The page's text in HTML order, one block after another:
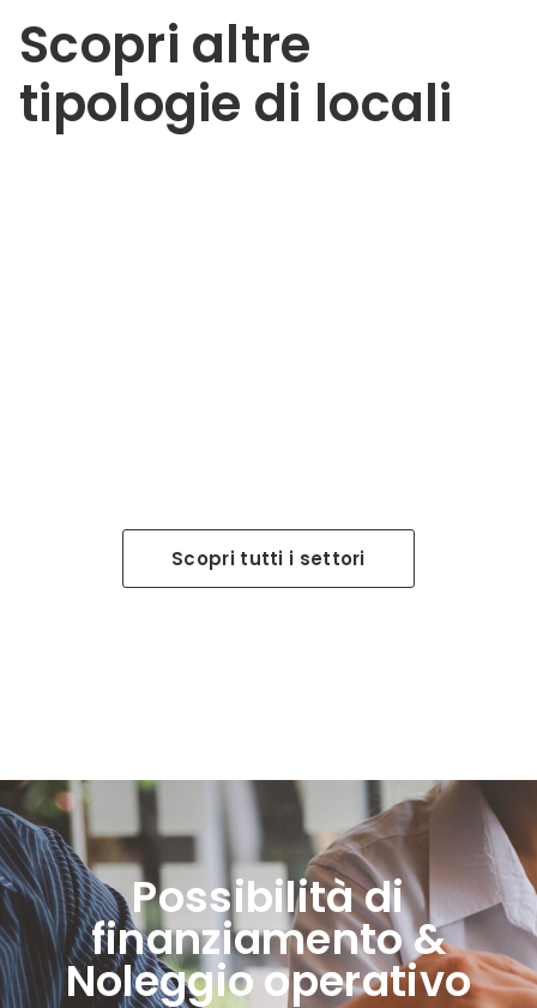
Scopri altre
tipologie di locali
Scopri tutti i settori
Possibilità di
finanziamento &
Noleggio operativo